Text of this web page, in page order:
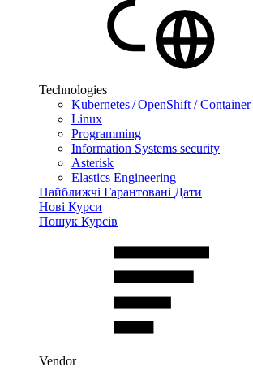
Technologies
Kubernetes / OpenShift / Container
Linux
Programming
Information Systems security
Asterisk
Elastics Engineering
Найближчі Гарантовані Дати
Нові Курси
Пошук Курсів
Vendor